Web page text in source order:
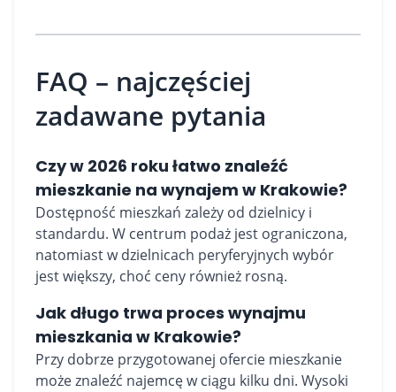
FAQ – najczęściej
zadawane pytania
Czy w 2026 roku łatwo znaleźć
mieszkanie na wynajem w Krakowie?
Dostępność mieszkań zależy od dzielnicy i
standardu. W centrum podaż jest ograniczona,
natomiast w dzielnicach peryferyjnych wybór
jest większy, choć ceny również rosną.
Jak długo trwa proces wynajmu
mieszkania w Krakowie?
Przy dobrze przygotowanej ofercie mieszkanie
może znaleźć najemcę w ciągu kilku dni. Wysoki